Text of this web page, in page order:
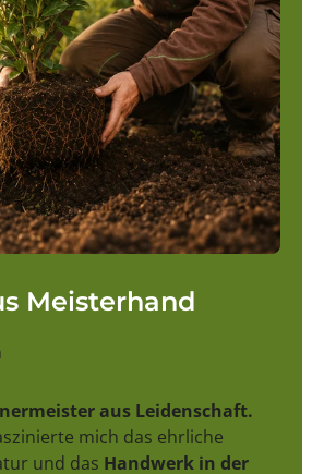
Meisterhand
aus Leidenschaft.
mich das ehrliche
und das Handwerk in der